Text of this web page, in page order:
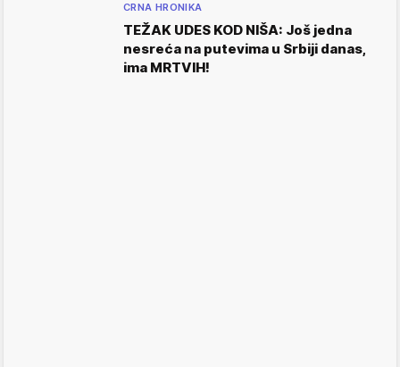
CRNA HRONIKA
TEŽAK UDES KOD NIŠA: Još jedna
nesreća na putevima u Srbiji danas,
ima MRTVIH!